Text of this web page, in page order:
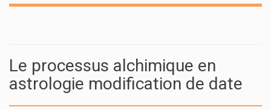
Le processus alchimique en
astrologie modification de date